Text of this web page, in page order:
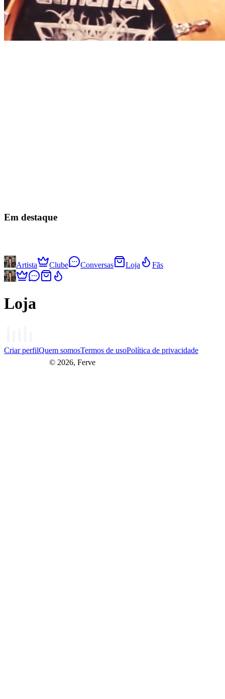
Em destaque
Artista Clube Conversas Loja Fãs
Loja
Criar perfilQuem somosTermos de usoPolítica de privacidade
© 2026, Ferve